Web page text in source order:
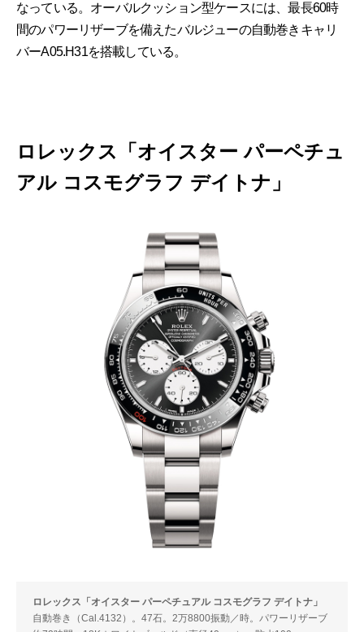
なっている。オーバルクッション型ケースには、最長60時
間のパワーリザーブを備えたバルジューの自動巻きキャリ
バーA05.H31を搭載している。
ロレックス「オイスター パーペチュ
アル コスモグラフ デイトナ」
ロレックス「オイスター パーペチュアル コスモグラフ デイトナ」
自動巻き（Cal.4132）。47石。2万8800振動／時。パワーリザーブ